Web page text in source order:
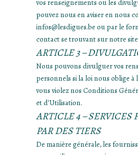
pouvez nous en aviser en nous
infos@lesdigues.be ou par le
contact se trouvant sur notre
ARTICLE 3 –
Nous pouvons divulguer vos
personnels si la loi nous oblige à
vous violez nos Conditions
et d’Utilisation.
ARTICLE 4 – SERVICES
PAR DES TIERS
De manière générale, les